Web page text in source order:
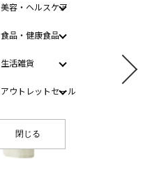
美容・ヘルスケア
食品・健康食品
生活雑貨
アウトレットセール
閉じる